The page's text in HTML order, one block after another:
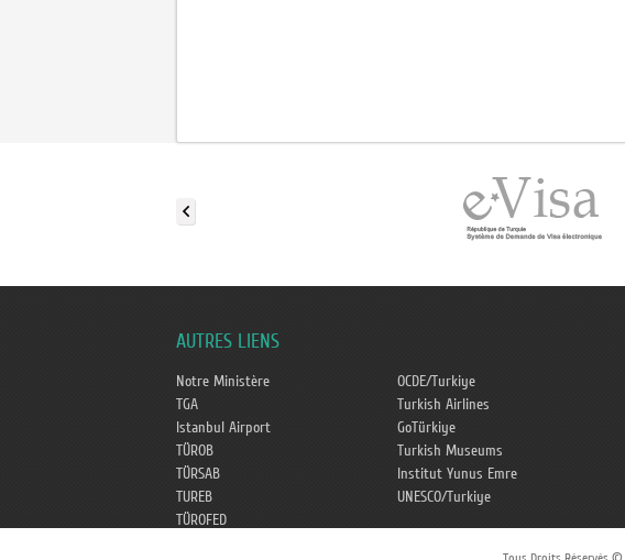
AUTRES LIENS
Notre Ministère
OCDE/Turkiye
TGA
Turkish Airlines
Istanbul Airport
GoTürkiye
TÜROB
Turkish Museums
TÜRSAB
Institut Yunus Emre
TUREB
UNESCO/Turkiye
TÜROFED